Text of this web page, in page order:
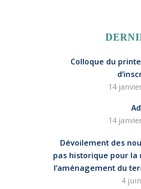
Colloque du
14
14
Dévoilement des
pas historique pour la
l’aménagement du
4